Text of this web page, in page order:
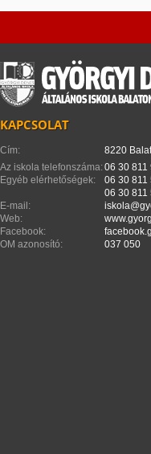
KAPCSOLAT
Cím:
8220
Az iskola telefonszáma:06 30 811
Egyéb elérhetőségek:
06 30 811
06 30 811
E-mail:
Web:
Facebook:
OM azonosító:
037 050